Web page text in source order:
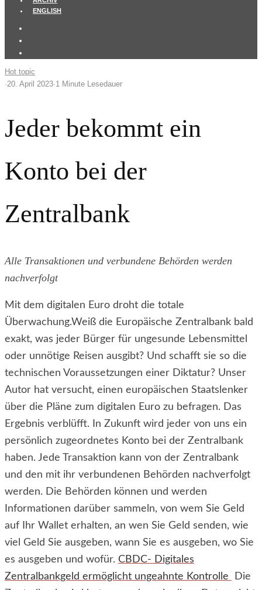
ENGLISH
Hot topic
·20. April 2023·1 Minute Lesedauer
Jeder bekommt ein
Konto bei der
Zentralbank
Alle Transaktionen und verbundene Behörden werden
nachverfolgt
Mit dem digitalen Euro droht die totale
Überwachung.Weiß die Europäische Zentralbank bald
exakt, was jeder Bürger für ungesunde Lebensmittel
oder unnötige Reisen ausgibt? Und schafft sie so die
technischen Voraussetzungen einer Diktatur? Unser
Autor hat versucht, einen europäischen Staatslenker
über die Pläne zum digitalen Euro zu befragen. Das
Ergebnis verblüfft. In Zukunft wird jeder von uns ein
persönlich zugeordnetes Konto bei der Zentralbank
haben. Jede Transaktion kann von der Zentralbank
und den mit ihr verbundenen Behörden nachverfolgt
werden. Die Behörden können und werden
Informationen darüber sammeln, von wem Sie Geld
auf Ihr Wallet erhalten, an wen Sie Geld senden, wie
viel Geld Sie ausgeben, wann Sie es ausgeben, wo Sie
es ausgeben und wofür. CBDC- Digitales
Zentralbankgeld ermöglicht ungeahnte Kontrolle
Die